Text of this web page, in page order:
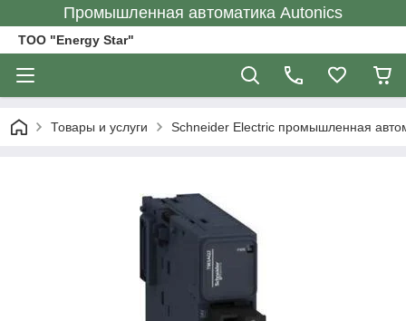
Промышленная автоматика Autonics
ТОО "Energy Star"
Товары и услуги Schneider Electric промышленная